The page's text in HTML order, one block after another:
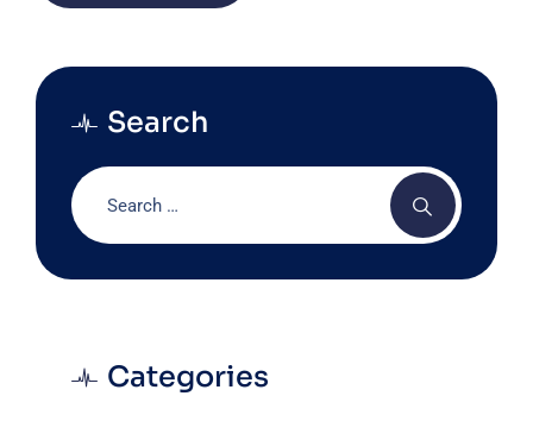
Search
Categories